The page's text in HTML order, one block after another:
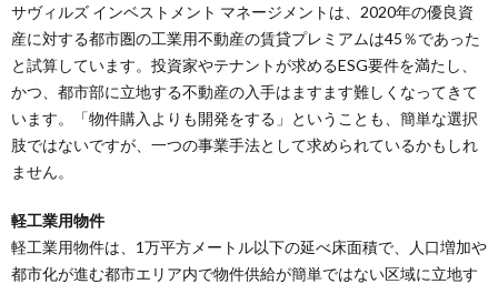
サヴィルズ インベストメント マネージメントは、2020年の優良資
産に対する都市圏の工業用不動産の賃貸プレミアムは45％であった
と試算しています。投資家やテナントが求めるESG要件を満たし、
かつ、都市部に立地する不動産の入手はますます難しくなってきて
います。「物件購入よりも開発をする」ということも、簡単な選択
肢ではないですが、一つの事業手法として求められているかもしれ
ません。
軽工業用物件
軽工業用物件は、1万平方メートル以下の延べ床面積で、人口増加や
都市化が進む都市エリア内で物件供給が簡単ではない区域に立地す